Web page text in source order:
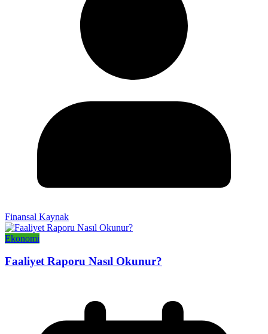
Finansal Kaynak
Ekonomi
Faaliyet Raporu Nasıl Okunur?